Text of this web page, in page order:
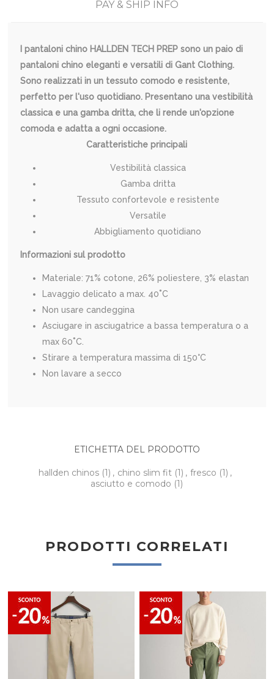
PAY & SHIP INFO
I pantaloni chino HALLDEN TECH PREP sono un paio di
pantaloni chino eleganti e versatili di Gant Clothing.
Sono realizzati in un tessuto comodo e resistente,
perfetto per l'uso quotidiano. Presentano una vestibilità
classica e una gamba dritta, che li rende un'opzione
comoda e adatta a ogni occasione.
Caratteristiche principali
Vestibilità classica
Gamba dritta
Tessuto confortevole e resistente
Versatile
Abbigliamento quotidiano
Informazioni sul prodotto
Materiale: 71% cotone, 26% poliestere, 3% elastan
Lavaggio delicato a max. 40˚C
Non usare candeggina
Asciugare in asciugatrice a bassa temperatura o a
max 60˚C.
Stirare a temperatura massima di 150°C
Non lavare a secco
ETICHETTA DEL PRODOTTO
hallden chinos (1) , chino slim fit (1) , fresco (1) ,
asciutto e comodo (1)
PRODOTTI CORRELATI